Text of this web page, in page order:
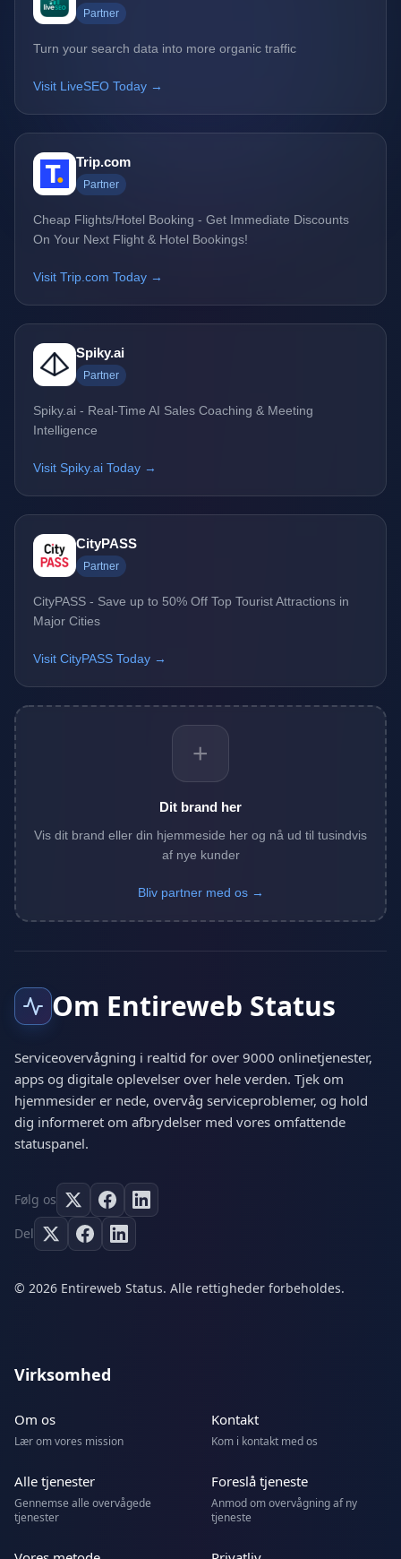
Partner
Turn your search data into more organic traffic
Visit LiveSEO Today →
Trip.com
Partner
Cheap Flights/Hotel Booking - Get Immediate Discounts
On Your Next Flight & Hotel Bookings!
Visit Trip.com Today →
Spiky.ai
Partner
Spiky.ai - Real-Time AI Sales Coaching & Meeting
Intelligence
Visit Spiky.ai Today →
CityPASS
Partner
CityPASS - Save up to 50% Off Top Tourist Attractions in
Major Cities
Visit CityPASS Today →
+
Dit brand her
Vis dit brand eller din hjemmeside her og nå ud til tusindvis
af nye kunder
Bliv partner med os →
Om Entireweb Status
Serviceovervågning i realtid for over 9000 onlinetjenester,
apps og digitale oplevelser over hele verden. Tjek om
hjemmesider er nede, overvåg serviceproblemer, og hold
dig informeret om afbrydelser med vores omfattende
statuspanel.
Følg os
Del
© 2026 Entireweb Status. Alle rettigheder forbeholdes.
Virksomhed
Om os
Lær om vores mission
Kontakt
Kom i kontakt med os
Alle tjenester
Gennemse alle overvågede
tjenester
Foreslå tjeneste
Anmod om overvågning af ny
tjeneste